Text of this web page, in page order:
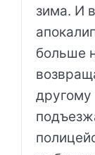
зима. И
больше